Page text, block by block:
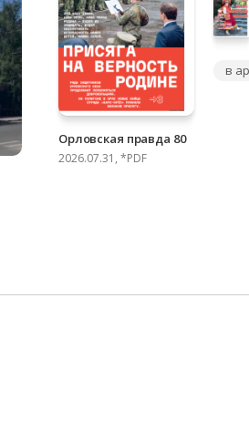
Орловская правда 80
2026.07.31, *PDF
в